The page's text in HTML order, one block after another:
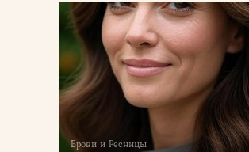
Брови и Ресницы